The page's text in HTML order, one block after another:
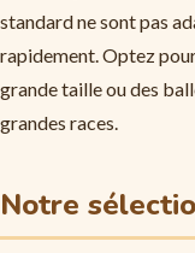
standard ne sont pas
rapidement. Optez
grande taille ou des
grandes races.
Notre